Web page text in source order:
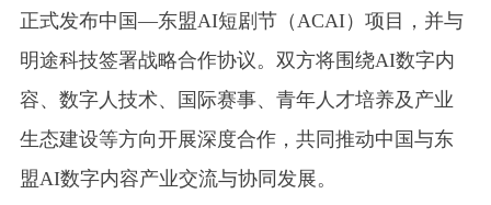
正式发布中国—东盟AI短剧节（ACAI）项目，并与
明途科技签署战略合作协议。双方将围绕AI数字内
容、数字人技术、国际赛事、青年人才培养及产业
生态建设等方向开展深度合作，共同推动中国与东
盟AI数字内容产业交流与协同发展。